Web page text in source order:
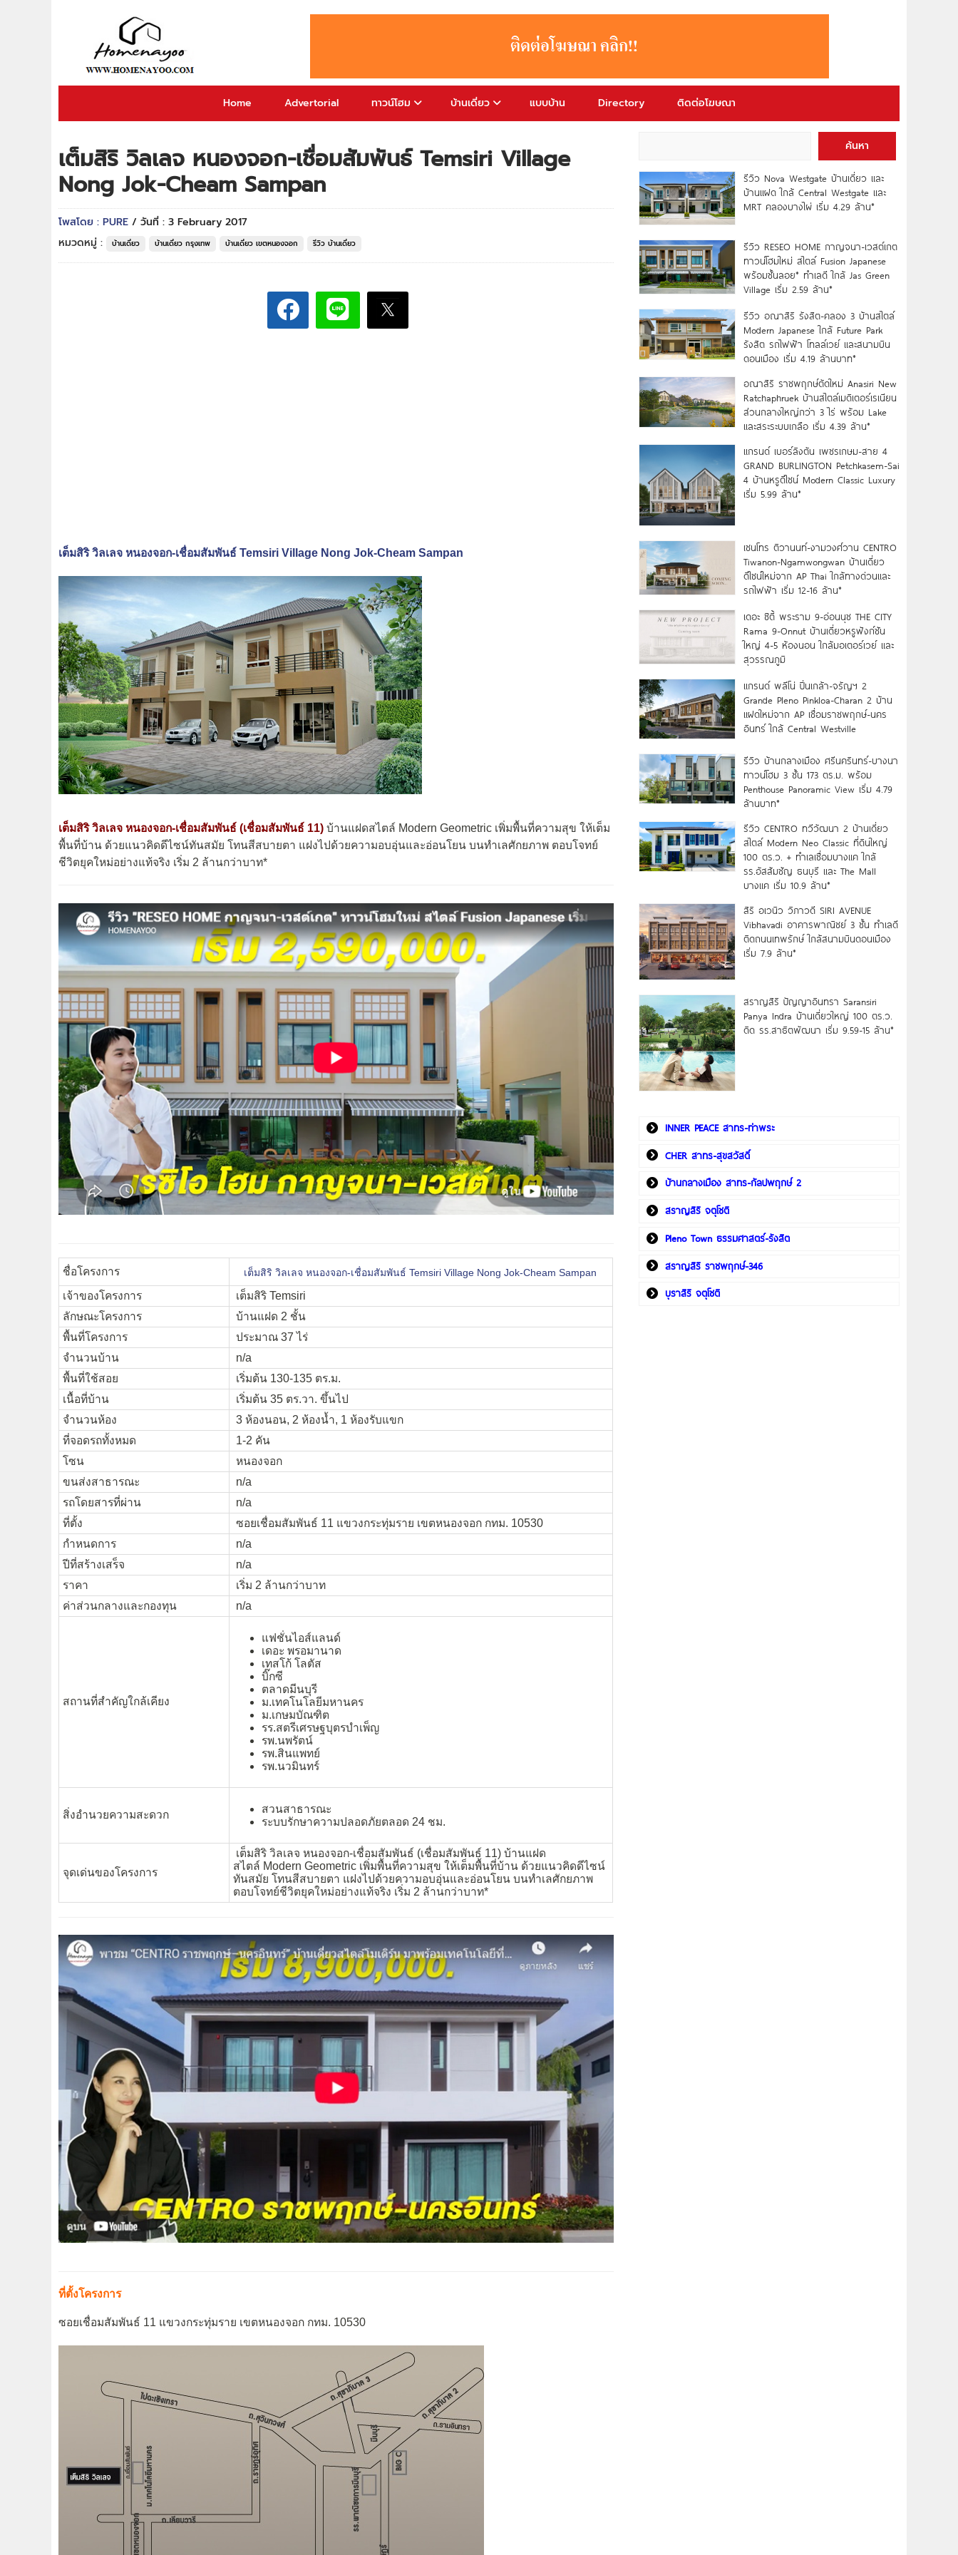
Home Advertorial ทาวน์โฮม บ้านเดี่ยว แบบบ้าน Directory ติดต่อโฆษณา
เต็มสิริ วิลเลจ หนองจอก-เชื่อมสัมพันธ์ Temsiri Village
Nong Jok-Cheam Sampan
โพสโดย : PURE / วันที่ : 3 February 2017
หมวดหมู่ :
บ้านเดี่ยว บ้านเดี่ยว กรุงเทพ บ้านเดี่ยว เขตหนองจอก รีวิว บ้านเดี่ยว
เต็มสิริ วิลเลจ หนองจอก-เชื่อมสัมพันธ์ Temsiri Village Nong Jok-Cheam Sampan
เต็มสิริ วิลเลจ หนองจอก-เชื่อมสัมพันธ์ (เชื่อมสัมพันธ์ 11) บ้านแฝดสไตล์ Modern Geometric เพิ่มพื้นที่ความสุข ให้เต็ม
พื้นที่บ้าน ด้วยแนวคิดดีไซน์ทันสมัย โทนสีสบายตา แฝงไปด้วยความอบอุ่นและอ่อนโยน บนทำเลศักยภาพ ตอบโจทย์
ชีวิตยุคใหม่อย่างแท้จริง เริ่ม 2 ล้านกว่าบาท*
ชื่อโครงการ เต็มสิริ วิลเลจ หนองจอก-เชื่อมสัมพันธ์ Temsiri Village Nong Jok-Cheam Sampan
เจ้าของโครงการ
เต็มสิริ Temsiri
ลักษณะโครงการ
บ้านแฝด 2 ชั้น
พื้นที่โครงการ
ประมาณ 37 ไร่
จำนวนบ้าน
n/a
พื้นที่ใช้สอย
เริ่มต้น 130-135 ตร.ม.
เนื้อที่บ้าน
เริ่มต้น 35 ตร.วา. ขึ้นไป
จำนวนห้อง
3 ห้องนอน, 2 ห้องน้ำ, 1 ห้องรับแขก
ที่จอดรถทั้งหมด
1-2 คัน
โซน
หนองจอก
ขนส่งสาธารณะ
n/a
รถโดยสารที่ผ่าน
n/a
ที่ตั้ง
ซอยเชื่อมสัมพันธ์ 11 แขวงกระทุ่มราย เขตหนองจอก กทม. 10530
กำหนดการ
n/a
ปีที่สร้างเสร็จ
n/a
ราคา
เริ่ม 2 ล้านกว่าบาท
ค่าส่วนกลางและกองทุน
n/a
สถานที่สำคัญใกล้เคียง
แฟชั่นไอส์แลนด์
เดอะ พรอมานาด
เทสโก้ โลตัส
บิ๊กซี
ตลาดมีนบุรี
ม.เทคโนโลยีมหานคร
ม.เกษมบัณฑิต
รร.สตรีเศรษฐบุตรบำเพ็ญ
รพ.นพรัตน์
รพ.สินแพทย์
รพ.นวมินทร์
สิ่งอำนวยความสะดวก
สวนสาธารณะ
ระบบรักษาความปลอดภัยตลอด 24 ชม.
จุดเด่นของโครงการ
เต็มสิริ วิลเลจ หนองจอก-เชื่อมสัมพันธ์ (เชื่อมสัมพันธ์ 11) บ้านแฝด
สไตล์ Modern Geometric เพิ่มพื้นที่ความสุข ให้เต็มพื้นที่บ้าน ด้วยแนวคิดดีไซน์
ทันสมัย โทนสีสบายตา แฝงไปด้วยความอบอุ่นและอ่อนโยน บนทำเลศักยภาพ
ตอบโจทย์ชีวิตยุคใหม่อย่างแท้จริง เริ่ม 2 ล้านกว่าบาท*
ที่ตั้งโครงการ
ซอยเชื่อมสัมพันธ์ 11 แขวงกระทุ่มราย เขตหนองจอก กทม. 10530
ค้นหา
รีวิว Nova Westgate บ้านเดี่ยว และ
บ้านแฝด ใกล้ Central Westgate และ
MRT คลองบางไผ่ เริ่ม 4.29 ล้าน*
รีวิว RESEO HOME กาญจนา-เวสต์เกต
ทาวน์โฮมใหม่ สไตล์ Fusion Japanese
พร้อมชั้นลอย* ทำเลดี ใกล้ Jas Green
Village เริ่ม 2.59 ล้าน*
รีวิว อณาสิริ รังสิต-คลอง 3 บ้านสไตล์
Modern Japanese ใกล้ Future Park
รังสิต รถไฟฟ้า โทลล์เวย์ และสนามบิน
ดอนเมือง เริ่ม 4.19 ล้านบาท*
อณาสิริ ราชพฤกษ์ตัดใหม่ Anasiri New
Ratchaphruek บ้านสไตล์เมดิเตอร์เรเนียน
ส่วนกลางใหญ่กว่า 3 ไร่ พร้อม Lake
และสระระบบเกลือ เริ่ม 4.39 ล้าน*
แกรนด์ เบอร์ลิงตัน เพชรเกษม-สาย 4
GRAND BURLINGTON Petchkasem-Sai
4 บ้านหรูดีไซน์ Modern Classic Luxury
เริ่ม 5.99 ล้าน*
เซนโทร ติวานนท์-งามวงศ์วาน CENTRO
Tiwanon-Ngamwongwan บ้านเดี่ยว
ดีไซน์ใหม่จาก AP Thai ใกล้ทางด่วนและ
รถไฟฟ้า เริ่ม 12-16 ล้าน*
เดอะ ซิตี้ พระราม 9-อ่อนนุช THE CITY
Rama 9-Onnut บ้านเดี่ยวหรูฟังก์ชัน
ใหญ่ 4-5 ห้องนอน ใกล้มอเตอร์เวย์ และ
สุวรรณภูมิ
แกรนด์ พลีโน่ ปิ่นเกล้า-จรัญฯ 2
Grande Pleno Pinkloa-Charan 2 บ้าน
แฝดใหม่จาก AP เชื่อมราชพฤกษ์-นคร
อินทร์ ใกล้ Central Westville
รีวิว บ้านกลางเมือง ศรีนครินทร์-บางนา
ทาวน์โฮม 3 ชั้น 173 ตร.ม. พร้อม
Penthouse Panoramic View เริ่ม 4.79
ล้านบาท*
รีวิว CENTRO ทวีวัฒนา 2 บ้านเดี่ยว
สไตล์ Modern Neo Classic ที่ดินใหญ่
100 ตร.ว. + ทำเลเชื่อมบางแค ใกล้
รร.อัสสัมชัญ ธนบุรี และ The Mall
บางแค เริ่ม 10.9 ล้าน*
สิริ อเวนิว วิภาวดี SIRI AVENUE
Vibhavadi อาคารพาณิชย์ 3 ชั้น ทำเลดี
ติดถนนเทพรักษ์ ใกล้สนามบินดอนเมือง
เริ่ม 7.9 ล้าน*
สราญสิริ ปัญญาอินทรา Saransiri
Panya Indra บ้านเดี่ยวใหญ่ 100 ตร.ว.
ดิด รร.สาธิตพัฒนา เริ่ม 9.59-15 ล้าน*
INNER PEACE สาทร-ท่าพระ
CHER สาทร-สุขสวัสดิ์
บ้านกลางเมือง สาทร-กัลปพฤกษ์ 2
สราญสิริ จตุโชติ
Pleno Town ธรรมศาสตร์-รังสิต
สราญสิริ ราชพฤกษ์-346
บุราสิริ จตุโชติ